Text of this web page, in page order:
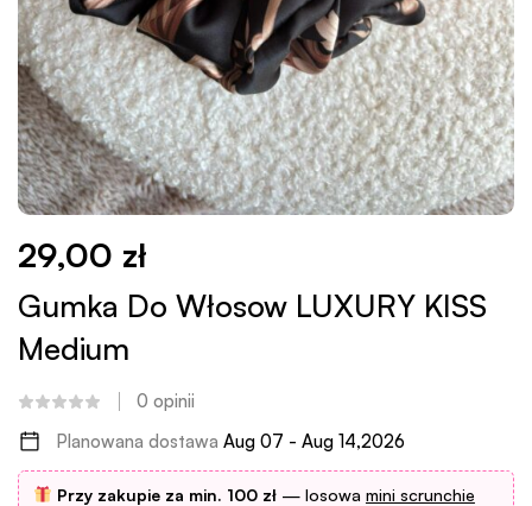
29,00 zł
Gumka Do Włosow LUXURY KISS
Medium
0 opinii
Planowana dostawa Aug 07 - Aug 14,2026
Przy zakupie za min. 100 zł— losowa mini scrunchie